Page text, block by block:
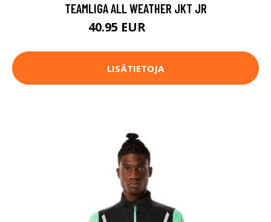
TEAMLIGA ALL WEATHER JKT JR
40.95 EUR
LISÄTIETOJA